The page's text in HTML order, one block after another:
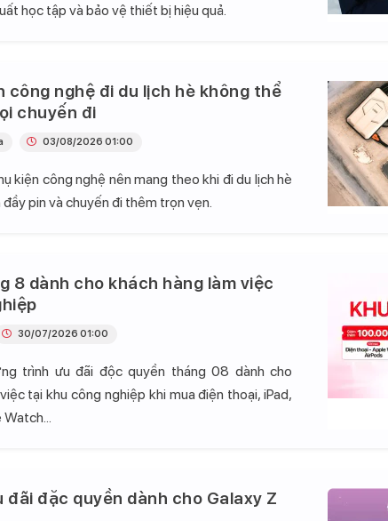
học tập và bảo vệ thiết bị hiệu quả.
công nghệ đi du lịch hè không thể
chuyến đi
kiện công nghệ nên mang theo khi đi du lịch hè
pin và chuyến đi thêm trọn vẹn.
03/08/2026 01:00
8 dành cho khách hàng làm việc
trình ưu đãi độc quyền tháng 08 dành cho
tại khu công nghiệp khi mua điện thoại, iPad,
30/07/2026 01:00
đãi đặc quyền dành cho Galaxy Z